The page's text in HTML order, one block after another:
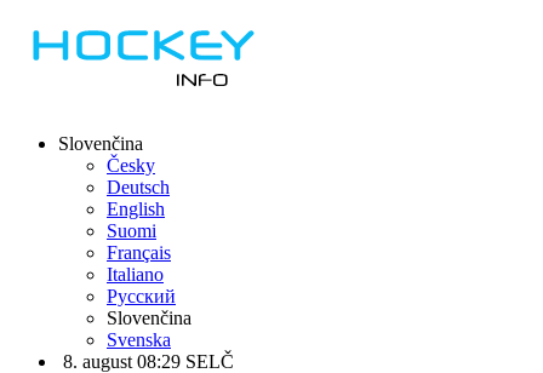
Slovenčina
Česky
Deutsch
English
Suomi
Français
Italiano
Русский
Slovenčina
Svenska
8. august 08:29 SELČ